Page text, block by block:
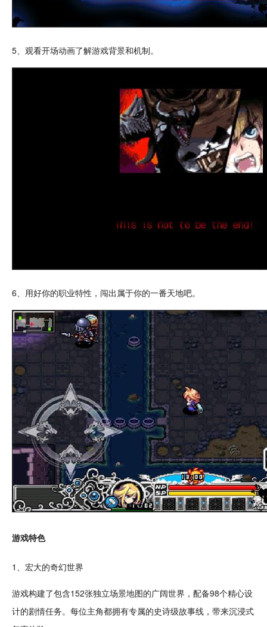
5、观看开场动画了解游戏背景和机制。
6、用好你的职业特性，闯出属于你的一番天地吧。
游戏特色
1、宏大的奇幻世界
游戏构建了包含152张独立场景地图的广阔世界，配备98个精心设
计的剧情任务。每位主角都拥有专属的史诗级故事线，带来沉浸式